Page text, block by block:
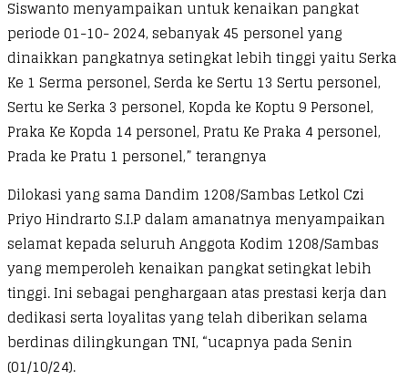
Siswanto menyampaikan untuk kenaikan pangkat
periode 01-10- 2024, sebanyak 45 personel yang
dinaikkan pangkatnya setingkat lebih tinggi yaitu Serka
Ke 1 Serma personel, Serda ke Sertu 13 Sertu personel,
Sertu ke Serka 3 personel, Kopda ke Koptu 9 Personel,
Praka Ke Kopda 14 personel, Pratu Ke Praka 4 personel,
Prada ke Pratu 1 personel,” terangnya
Dilokasi yang sama Dandim 1208/Sambas Letkol Czi
Priyo Hindrarto S.I.P dalam amanatnya menyampaikan
selamat kepada seluruh Anggota Kodim 1208/Sambas
yang memperoleh kenaikan pangkat setingkat lebih
tinggi. Ini sebagai penghargaan atas prestasi kerja dan
dedikasi serta loyalitas yang telah diberikan selama
berdinas dilingkungan TNI, “ucapnya pada Senin
(01/10/24).